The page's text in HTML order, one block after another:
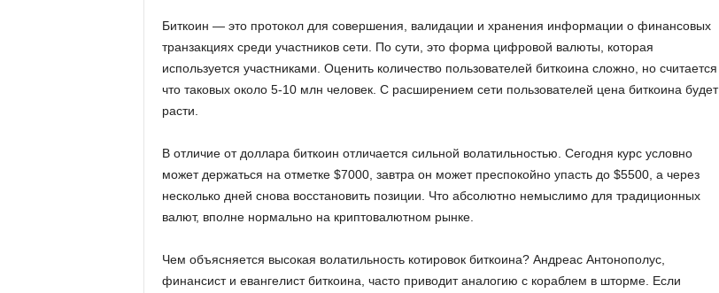
Биткоин — это протокол для совершения, валидации и хранения информации о финансовых
транзакциях среди участников сети. По сути, это форма цифровой валюты, которая
используется участниками. Оценить количество пользователей биткоина сложно, но считается
что таковых около 5-10 млн человек. С расширением сети пользователей цена биткоина будет
расти.
В отличие от доллара биткоин отличается сильной волатильностью. Сегодня курс условно
может держаться на отметке $7000, завтра он может преспокойно упасть до $5500, а через
несколько дней снова восстановить позиции. Что абсолютно немыслимо для традиционных
валют, вполне нормально на криптовалютном рынке.
Чем объясняется высокая волатильность котировок биткоина? Андреас Антонополус,
финансист и евангелист биткоина, часто приводит аналогию с кораблем в шторме. Если